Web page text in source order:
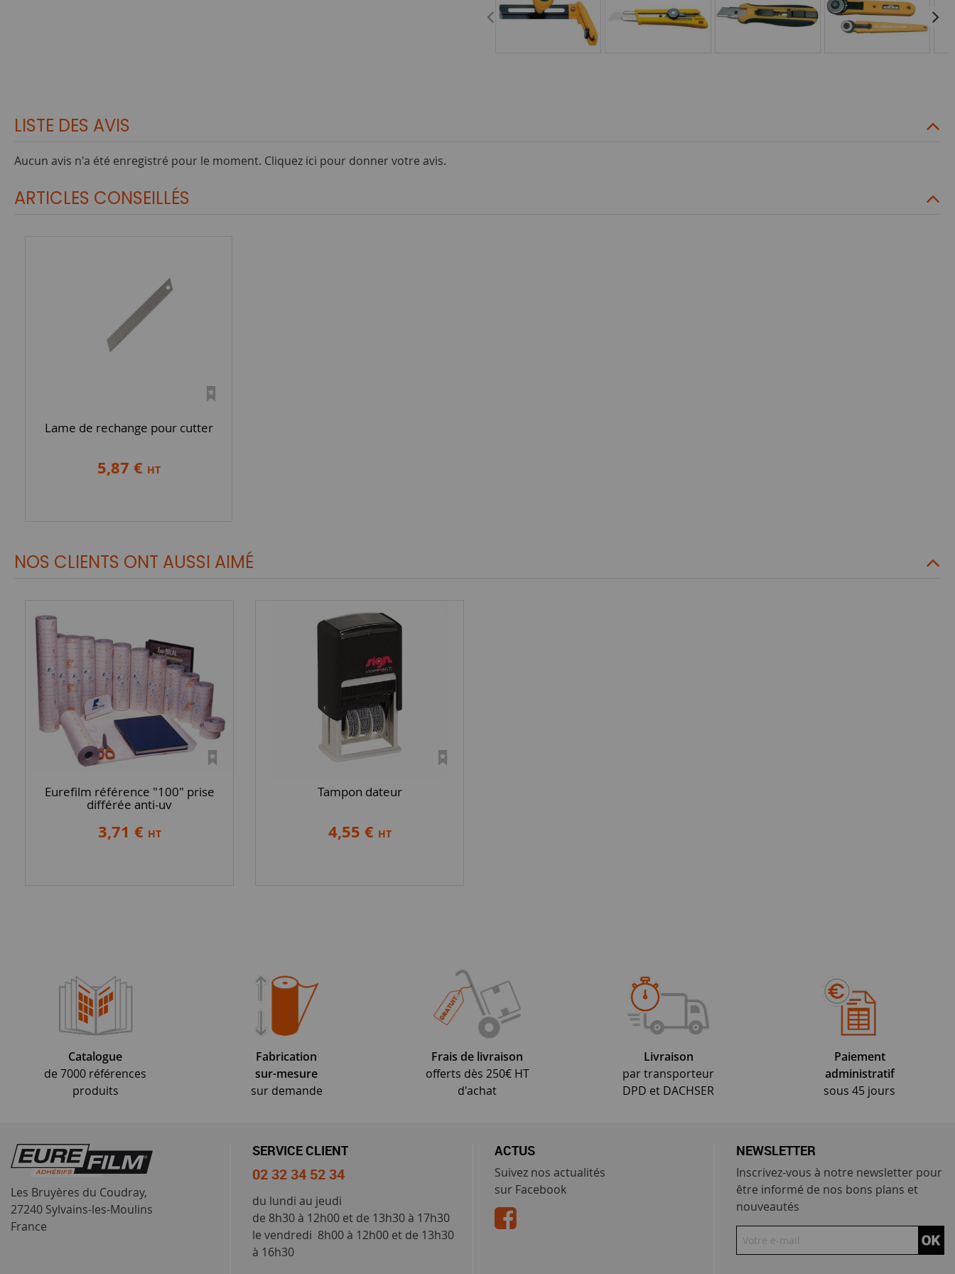
LISTE DES AVIS
Aucun avis n'a été enregistré pour le moment. Cliquez ici pour donner votre avis.
ARTICLES CONSEILLÉS
Lame de rechange pour cutter
5,87 € HT
NOS CLIENTS ONT AUSSI AIMÉ
Eurefilm référence "100" prise
différée anti-uv
3,71 € HT
Tampon dateur
4,55 € HT
Catalogue
de 7000 références
produits
Fabrication
sur-mesure
sur demande
Frais de livraison
offerts dès 250€ HT
d'achat
Livraison
par transporteur
DPD et DACHSER
Paiement
administratif
sous 45 jours
Les Bruyères du Coudray,
27240 Sylvains-les-Moulins
France
SERVICE CLIENT
02 32 34 52 34
du lundi au jeudi
de 8h30 à 12h00 et de 13h30 à 17h30
le vendredi 8h00 à 12h00 et de 13h30
à 16h30
ACTUS
Suivez nos actualités
sur Facebook
NEWSLETTER
Inscrivez-vous à notre newsletter pour
être informé de nos bons plans et
nouveautés